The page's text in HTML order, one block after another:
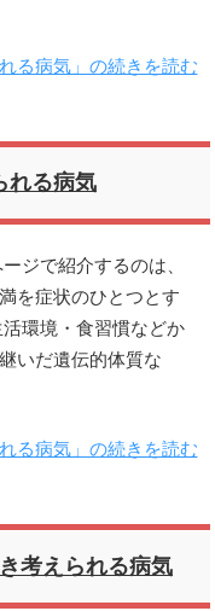
る病気」の続きを読む
れる病気
ジで紹介するのは、
を症状のひとつとす
環境・食習慣などか
いだ遺伝的体質な
る病気」の続きを読む
考えられる病気